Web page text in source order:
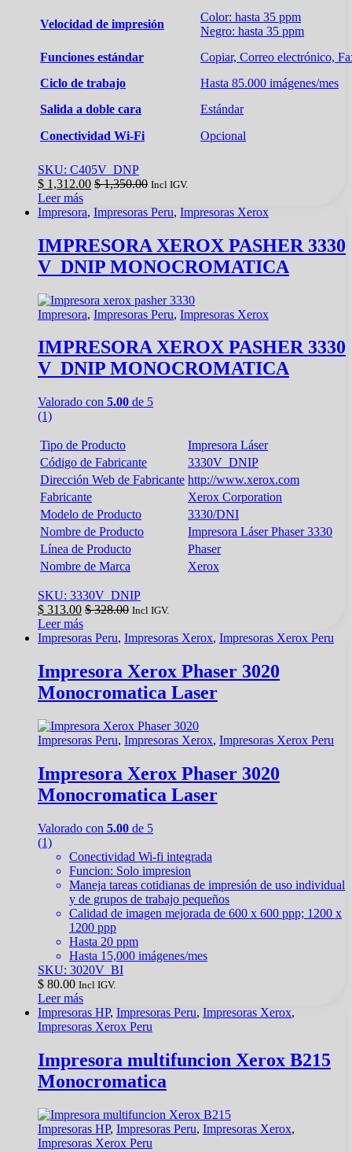
Velocidad de impresión
Color: hasta 35 ppm
Negro: hasta 35 ppm
Funciones estándar
Copiar, Correo electrónico,
Ciclo de trabajo
Hasta 85.000 imágenes/mes
Salida a doble cara
Estándar
Conectividad Wi-Fi
Opcional
SKU: C405V_DNP
$ 1,312.00 $1,350.00 Incl IGV.
Leer más
Impresora, Impresoras Peru, Impresoras Xerox
IMPRESORA XEROX PASHER 3330
V_DNIP MONOCROMATICA
Impresora, Impresoras Peru, Impresoras Xerox
IMPRESORA XEROX PASHER 3330
V_DNIP MONOCROMATICA
Valorado con 5.00 de 5
(1)
Tipo de Producto
Impresora Láser
Código de Fabricante
3330V_DNIP
Dirección Web de Fabricante http://www.xerox.com
Fabricante
Xerox Corporation
Modelo de Producto
3330/DNI
Nombre de Producto
Impresora Láser Phaser 3330
Línea de Producto
Phaser
Nombre de Marca
Xerox
SKU: 3330V_DNIP
$ 313.00 $328.00 Incl IGV.
Leer más
Impresoras Peru, Impresoras Xerox, Impresoras Xerox Peru
Impresora Xerox Phaser 3020
Monocromatica Laser
Impresoras Peru, Impresoras Xerox, Impresoras Xerox Peru
Impresora Xerox Phaser 3020
Monocromatica Laser
Valorado con 5.00 de 5
(1)
Conectividad Wi-fi integrada
Funcion: Solo impresion
Maneja tareas cotidianas de impresión de uso individual
y de grupos de trabajo pequeños
Calidad de imagen mejorada de 600 x 600 ppp; 1200 x
1200 ppp
Hasta 20 ppm
Hasta 15,000 imágenes/mes
SKU: 3020V_BI
$ 80.00 Incl IGV.
Leer más
Impresoras HP, Impresoras Peru, Impresoras Xerox,
Impresoras Xerox Peru
Impresora multifuncion Xerox B215
Monocromatica
Impresoras HP, Impresoras Peru, Impresoras Xerox,
Impresoras Xerox Peru